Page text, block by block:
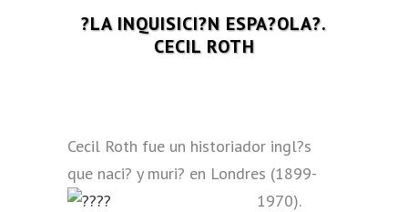
?LA INQUISICI?N ESPA?OLA?.
CECIL ROTH
Cecil Roth fue un historiador ingl?s
que naci? y muri? en Londres (1899-
1970).